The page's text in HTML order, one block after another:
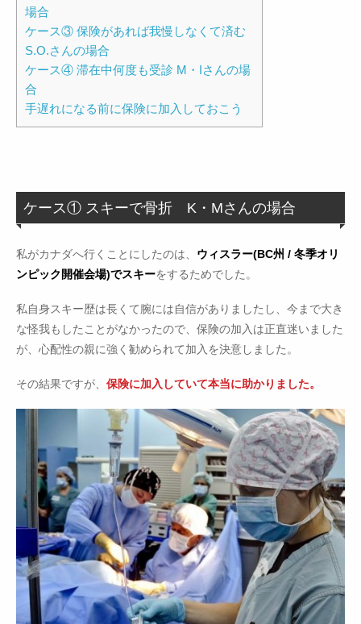
場合
ケース③ 保険があれば我慢しなくて済む
S.O.さんの場合
ケース④ 滞在中何度も受診 M・Iさんの場
合
手遅れになる前に保険に加入しておこう
ケース① スキーで骨折 K・Mさんの場合
私がカナダへ行くことにしたのは、 ウィスラー(BC州 / 冬季オリ
ンピック開催会場)でスキーをするためでした。
私自身スキー歴は長くて腕には自信がありましたし、今まで大き
な怪我もしたことがなかったので、保険の加入は正直迷いました
が、心配性の親に強く勧められて加入を決意しました。
その結果ですが、 保険に加入していて本当に助かりました。